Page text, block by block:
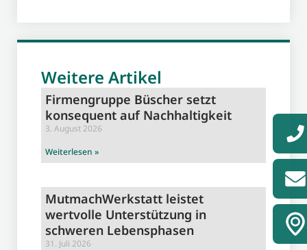
Weitere Artikel
Firmengruppe Büscher setzt
konsequent auf Nachhaltigkeit
3. August 2026
Weiterlesen »
MutmachWerkstatt leistet
wertvolle Unterstützung in
schweren Lebensphasen
31. Juli 2026